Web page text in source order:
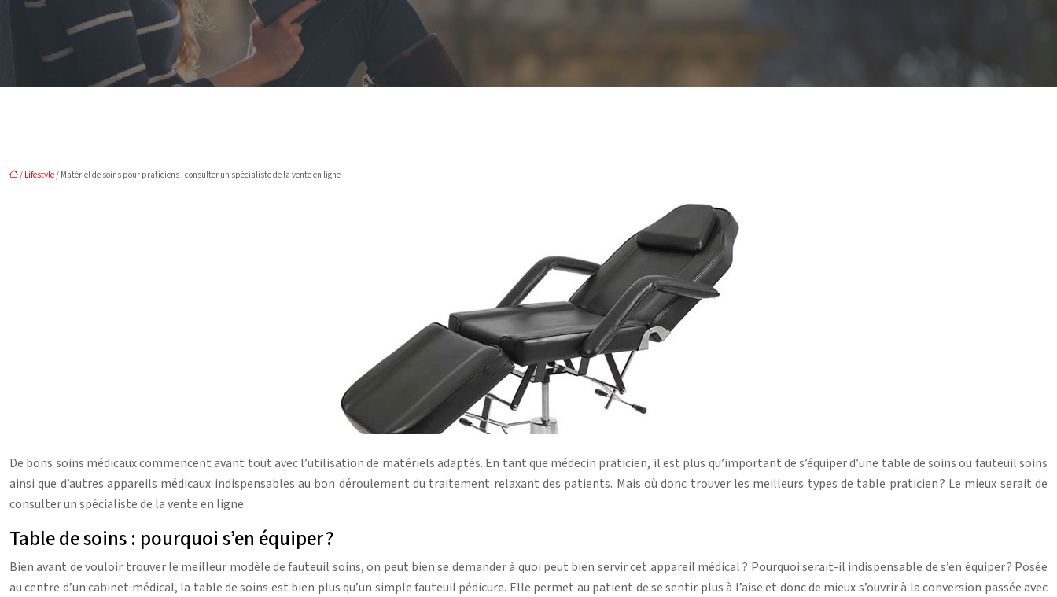
/ Lifestyle/ Matériel de soins pour praticiens : consulter un spécialiste de la vente en ligne
De bons soins médicaux commencent avant tout avec l’utilisation de matériels adaptés. En tant que médecin praticien, il est plus qu’important de s’équiper d’une table de soins ou fauteuil soins
ainsi que d’autres appareils médicaux indispensables au bon déroulement du traitement relaxant des patients. Mais où donc trouver les meilleurs types de table praticien ? Le mieux serait de
consulter un spécialiste de la vente en ligne.
Table de soins : pourquoi s’en équiper ?
Bien avant de vouloir trouver le meilleur modèle de fauteuil soins, on peut bien se demander à quoi peut bien servir cet appareil médical ? Pourquoi serait-il indispensable de s’en équiper ? Posée
au centre d’un cabinet médical, la table de soins est bien plus qu’un simple fauteuil pédicure. Elle permet au patient de se sentir plus à l’aise et donc de mieux s’ouvrir à la conversion passée avec